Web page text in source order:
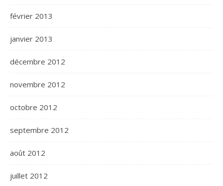
février 2013
janvier 2013
décembre 2012
novembre 2012
octobre 2012
septembre 2012
août 2012
juillet 2012